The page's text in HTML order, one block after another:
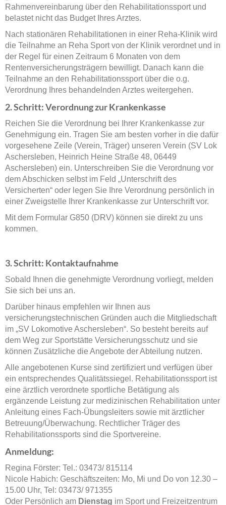
Rahmenvereinbarung über den Rehabilitationssport und
belastet nicht das Budget Ihres Arztes.
Nach stationären Rehabilitationen in einer Reha-Klinik wird
die Teilnahme an Reha Sport von der Klinik verordnet und in
der Regel für einen Zeitraum 6 Monaten von dem
Rentenversicherungsträgern bewilligt. Danach kann die
Teilnahme an den Rehabilitationssport über die o.g.
Verordnung Ihres behandelnden Arztes weitergehen.
2. Schritt: Verordnung zur Krankenkasse
Reichen Sie die Verordnung bei Ihrer Krankenkasse zur
Genehmigung ein. Tragen Sie am besten vorher in die dafür
vorgesehene Zeile (Verein, Träger) unseren Verein (SV Lok
Aschersleben, Heinrich Heine Straße 48, 06449
Aschersleben) ein. Unterschreiben Sie die Verordnung vor
dem Abschicken selbst im Feld „Unterschrift des
Versicherten“ oder legen Sie Ihre Verordnung persönlich in
einer Zweigstelle Ihrer Krankenkasse zur Unterschrift vor.
Mit dem Formular G850 (DRV) können sie direkt zu uns
kommen.
3. Schritt: Kontaktaufnahme
Sobald Ihnen die genehmigte Verordnung vorliegt, melden
Sie sich bei uns an.
Darüber hinaus empfehlen wir Ihnen aus
versicherungstechnischen Gründen auch die Mitgliedschaft
im „SV Lokomotive Aschersleben“. So besteht bereits auf
dem Weg zur Sportstätte Versicherungsschutz und sie
können Zusätzliche die Angebote der Abteilung nutzen.
Alle angebotenen Kurse sind zertifiziert und verfügen über
ein entsprechendes Qualitätssiegel. Rehabilitationssport ist
eine ärztlich verordnete sportliche Betätigung als
ergänzende Leistung zur medizinischen Rehabilitation unter
Anleitung eines Fach-Übungsleiters sowie mit ärztlicher
Betreuung/Überwachung. Rechtlicher Träger des
Rehabilitationssports sind die Sportvereine.
Anmeldung:
Regina Förster: Tel.: 03473/ 815114
Nicole Habich: Geschäftszeiten: Mo, Mi und Do von 12.30 –
15.00 Uhr, Tel: 03473/ 971355
Oder Persönlich am Dienstag im Sport und Freizeitzentrum